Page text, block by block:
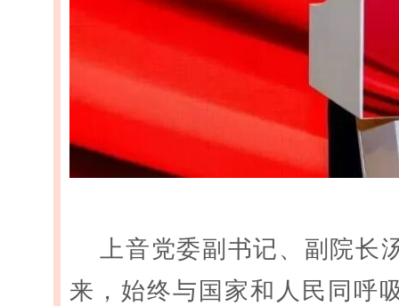
上音党委副书记、副院长
来，始终与国家和人民同呼